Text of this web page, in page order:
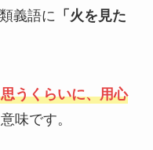
義語に 「火を見た
うくらいに、用心
味です。